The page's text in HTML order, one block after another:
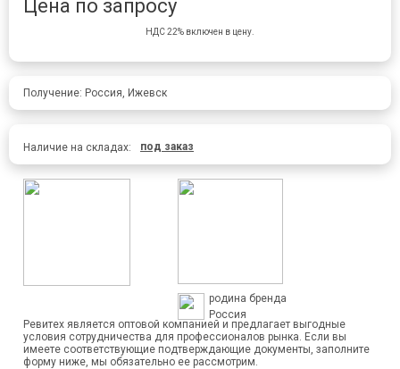
Цена по запросу
НДС 22% включен в цену.
Получение: Россия, Ижевск
Наличие на складах: под заказ
родина бренда
Россия
Ревитех является оптовой компанией и предлагает выгодные
условия сотрудничества для профессионалов рынка. Если вы
имеете соответствующие подтверждающие документы, заполните
форму ниже, мы обязательно ее рассмотрим.